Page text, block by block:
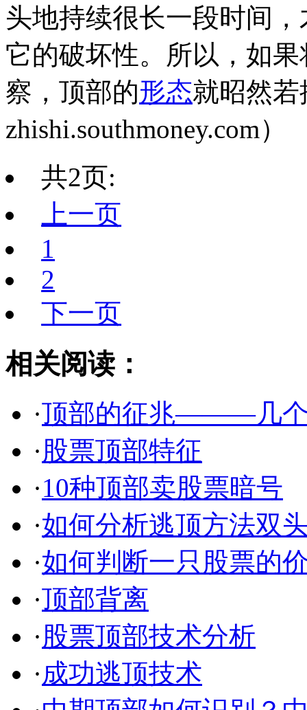
头地持续很长一段时间
它的破坏性。所以，如
察，顶部的形态就昭然
zhishi.southmoney.com）
共2页:
上一页
1
2
下一页
相关阅读：
·顶部的征兆———几个
·股票顶部特征
·10种顶部卖股票暗号
·如何分析逃顶方法双
·如何判断一只股票的
·顶部背离
·股票顶部技术分析
·成功逃顶技术